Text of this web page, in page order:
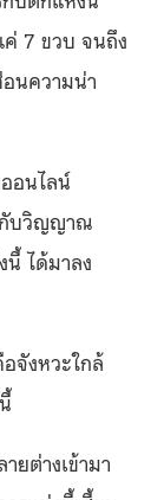
7 ขวบ จนถึง
นความน่า
อนไลน์
กับวิญญาณ
นี้ ได้มาลง
จังหวะใกล้
ยต่างเข้ามา